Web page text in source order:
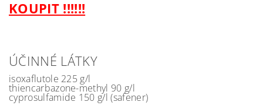
KOUPIT !!!!!!
ÚČINNÉ LÁTKY
isoxaflutole 225 g/l
thiencarbazone-methyl 90 g/l
cyprosulfamide 150 g/l (safener)